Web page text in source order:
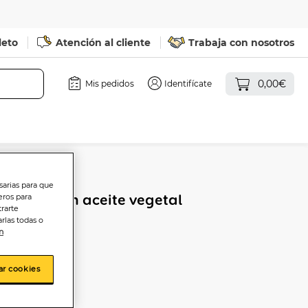
Atención al cliente Trabaja con nosotros
Mis pedidos Identifícate 0,00€
norte en aceite vegetal
para que
para
todas o
cookies